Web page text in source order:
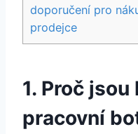
doporučení pro
prodejce
1. Proč
pracovní